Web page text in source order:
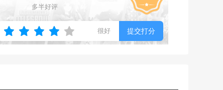
多半好评
很好 提交打分